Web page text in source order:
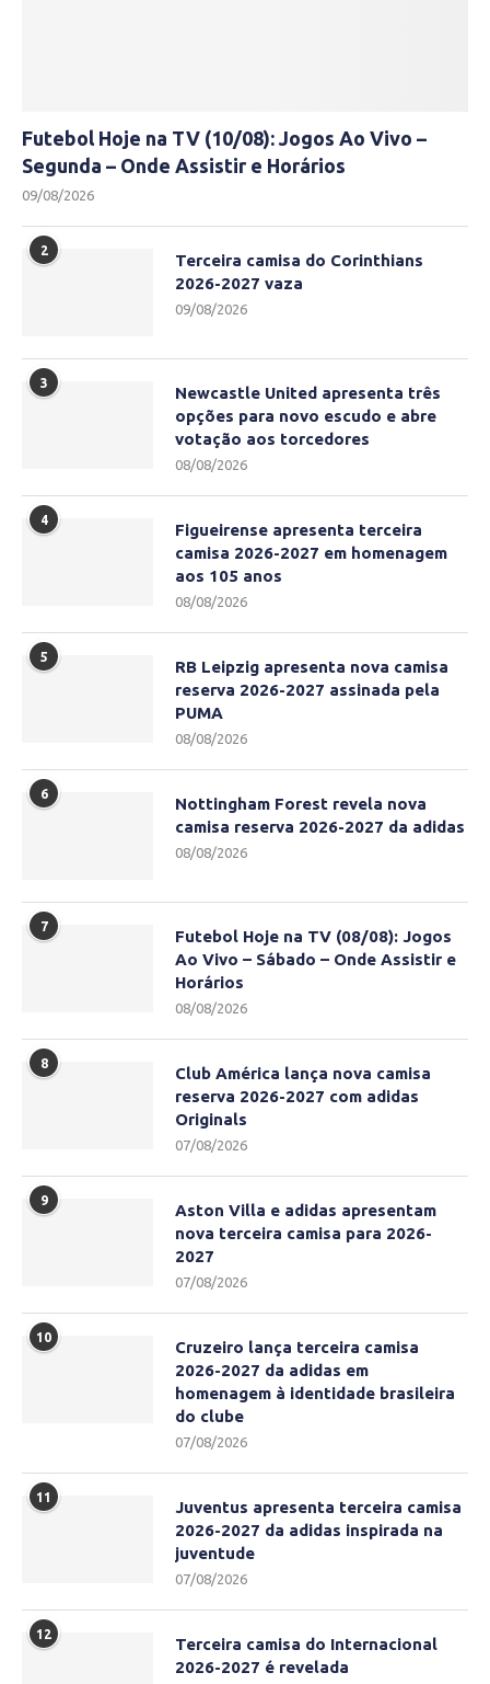
Futebol Hoje na TV (10/08): Jogos Ao Vivo –
Segunda – Onde Assistir e Horários
09/08/2026
2
Terceira camisa do Corinthians
2026-2027 vaza
09/08/2026
3
Newcastle United apresenta três
opções para novo escudo e abre
votação aos torcedores
08/08/2026
4
Figueirense apresenta terceira
camisa 2026-2027 em homenagem
aos 105 anos
08/08/2026
5
RB Leipzig apresenta nova camisa
reserva 2026-2027 assinada pela
PUMA
08/08/2026
6
Nottingham Forest revela nova
camisa reserva 2026-2027 da adidas
08/08/2026
7
Futebol Hoje na TV (08/08): Jogos
Ao Vivo – Sábado – Onde Assistir e
Horários
08/08/2026
8
Club América lança nova camisa
reserva 2026-2027 com adidas
Originals
07/08/2026
9
Aston Villa e adidas apresentam
nova terceira camisa para 2026-
2027
07/08/2026
10
Cruzeiro lança terceira camisa
2026-2027 da adidas em
homenagem à identidade brasileira
do clube
07/08/2026
11
Juventus apresenta terceira camisa
2026-2027 da adidas inspirada na
juventude
07/08/2026
12
Terceira camisa do Internacional
2026-2027 é revelada